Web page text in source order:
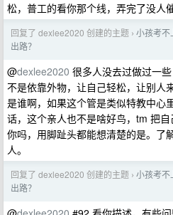
松，普工的看你那个线，弄完了没人
回复了 dexlee2020 创建的主题 › 小孩考不
出路？
@dexlee2020 很多人没去过做过一
不是依靠外物，让自己轻松，让别人
是谁啊，如果这个管是类似特教中心
话，这个亲人也不是啥好鸟，tm 把
你吗，用脚趾头都能想清楚的是。了
人。
回复了 dexlee2020 创建的主题 › 小孩考不
出路？